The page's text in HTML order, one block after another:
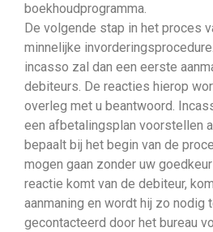
boekhoudprogramma.
De volgende stap in het proces
minnelijke
incasso zal dan een eerste
debiteurs. De reacties hierop
overleg met u beantwoord.
een afbetalingsplan voorstellen
bepaalt bij het begin van de
mogen gaan zonder uw
reactie komt van de debiteur,
aanmaning en wordt hij zo nodig
gecontacteerd door het bureau